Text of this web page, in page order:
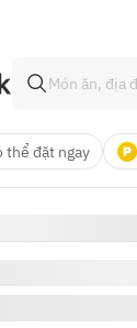
thể đặt ngay